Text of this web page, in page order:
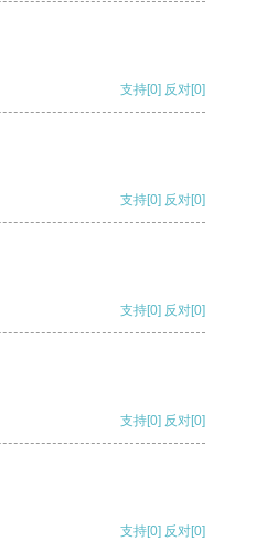
支持[0] 反对[0]
支持[0] 反对[0]
支持[0] 反对[0]
支持[0] 反对[0]
支持[0] 反对[0]